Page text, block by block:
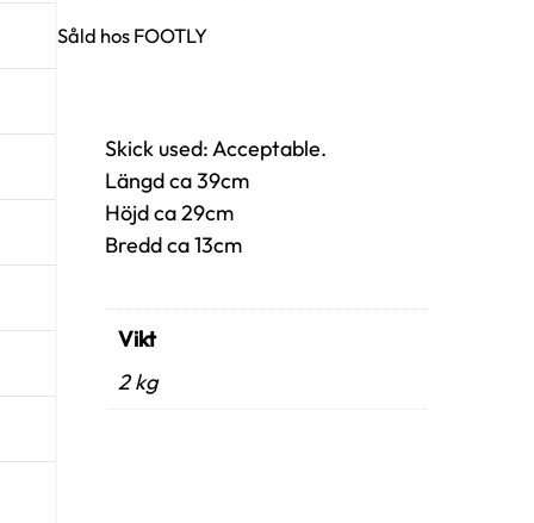
Såld hos FOOTLY
Skick used: Acceptable.
Längd ca 39cm
Höjd ca 29cm
Bredd ca 13cm
Vikt
2 kg